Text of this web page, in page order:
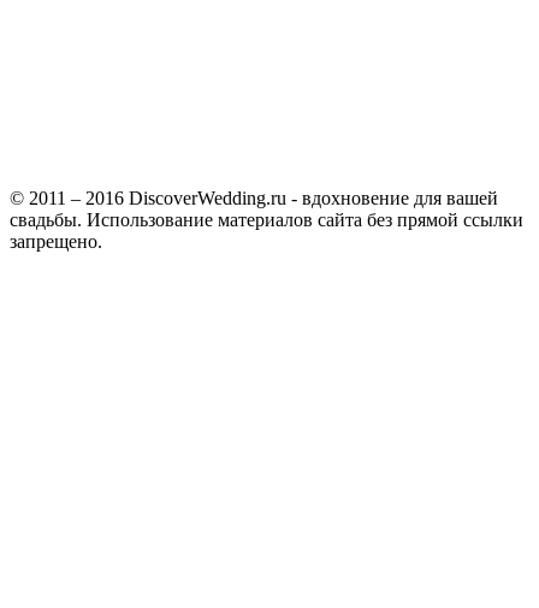
© 2011 – 2016 DiscoverWedding.ru - вдохновение для вашей
свадьбы. Использование материалов сайта без прямой ссылки
запрещено.